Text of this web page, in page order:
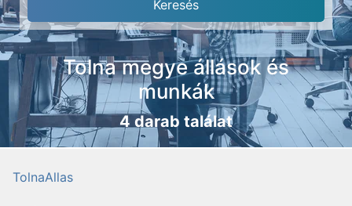
Tolna megye állások és
munkák
4 darab találat
TolnaAllas